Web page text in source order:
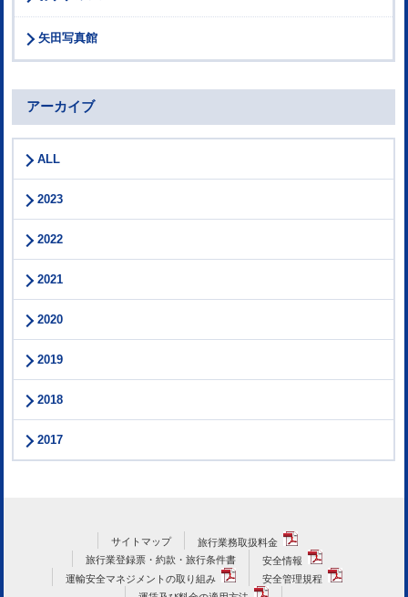
矢田写真館
アーカイブ
ALL
2023
2022
2021
2020
2019
2018
2017
サイトマップ
旅行業務取扱料金
旅行業登録票・約款・旅行条件書
安全情報
運輸安全マネジメントの取り組み
安全管理規程